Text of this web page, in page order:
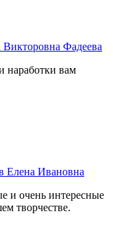
Фадеева
наработки вам
Елена Ивановна
и очень интересные
творчестве.